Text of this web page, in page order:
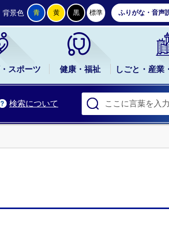
ージ
背景色 青 黄 黒 標準 ふりがな・音声
スポーツ 健康・福祉 しごと・産業
検索について